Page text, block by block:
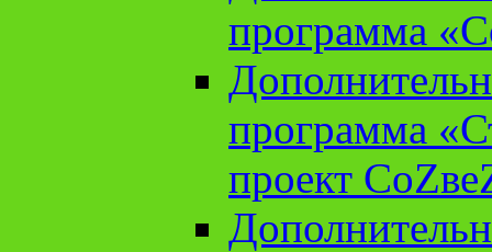
программа
программа
проект